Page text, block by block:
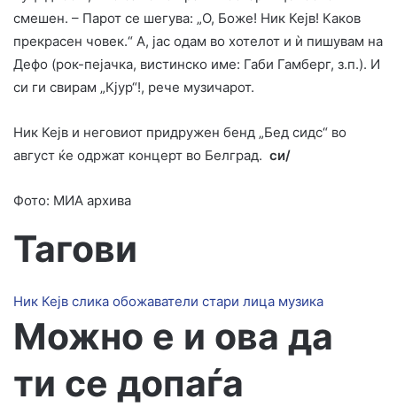
смешен. – Парот се шегува: „О, Боже! Ник Кејв! Каков
прекрасен човек.“ А, јас одам во хотелот и ѝ пишувам на
Дефо (рок-пејачка, вистинско име: Габи Гамберг, з.п.). И
си ги свирам „Кјур“!, рече музичарот.
Ник Кејв и неговиот придружен бенд „Бед сидс“ во
август ќе одржат концерт во Белград. си/
Фото: МИА архива
Тагови
Ник Кејв слика обожаватели стари лица музика
Можно е и ова да
ти се допаѓа